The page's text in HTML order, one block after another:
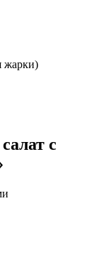
жарки)
с